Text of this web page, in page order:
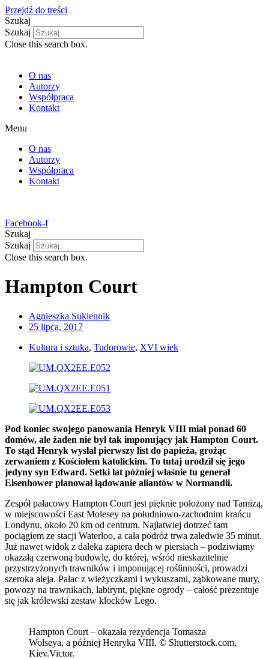
Przejdź do treści
Szukaj
Szukaj
Close this search box.
O nas
Autorzy
Współpraca
Kontakt
Menu
O nas
Autorzy
Współpraca
Kontakt
Facebook-f
Szukaj
Szukaj
Close this search box.
Hampton Court
Agnieszka Sukiennik
25 lipca, 2017
Kultura i sztuka, Tudorowie, XVI wiek
Pod koniec swojego panowania Henryk VIII miał ponad 60
domów, ale żaden nie był tak imponujący jak Hampton Court.
To stąd Henryk wysłał pierwszy list do papieża, grożąc
zerwaniem z Kościołem katolickim. To tutaj urodził się jego
jedyny syn Edward. Setki lat później właśnie tu generał
Eisenhower planował lądowanie aliantów w Normandii.
Zespół pałacowy Hampton Court jest pięknie położony nad Tamizą,
w miejscowości East Molesey na południowo-zachodnim krańcu
Londynu, około 20 km od centrum. Najłatwiej dotrzeć tam
pociągiem ze stacji Waterloo, a cała podróż trwa zaledwie 35 minut.
Już nawet widok z daleka zapiera dech w piersiach – podziwiamy
okazałą czerwoną budowlę, do której, wśród nieskazitelnie
przystrzyżonych trawników i imponującej roślinności, prowadzi
szeroka aleja. Pałac z wieżyczkami i wykuszami, ząbkowane mury,
powozy na trawnikach, labirynt, piękne ogrody – całość prezentuje
się jak królewski zestaw klocków Lego.
Hampton Court – okazała rezydencja Tomasza
Wolseya, a później Henryka VIII. © Shutterstock.com,
Kiev.Victor.